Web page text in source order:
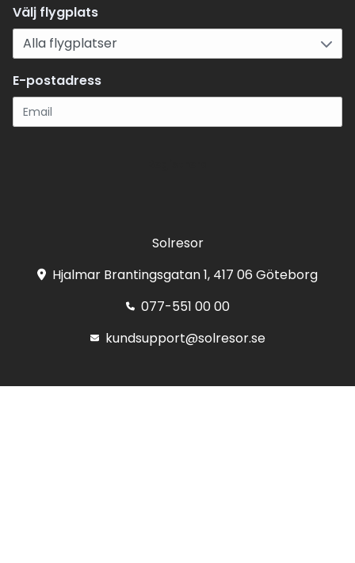
Välj flygplats
E-postadress
Solresor
Hjalmar Brantingsgatan 1, 417 06 Göteborg
077-551 00 00
kundsupport@solresor.se